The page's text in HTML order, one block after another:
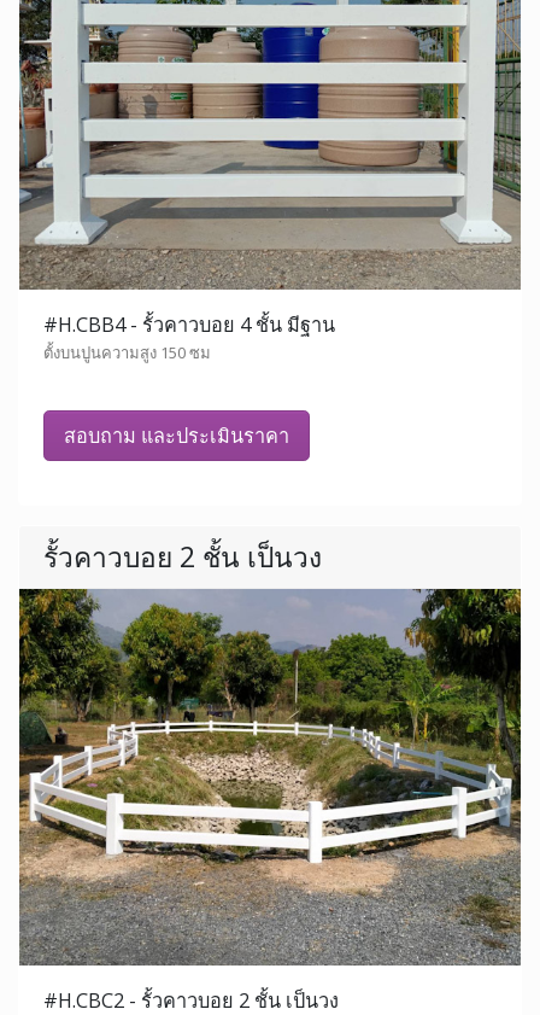
#H.CBB4 - รั้วคาวบอย 4 ชั้น มีฐาน
ตั้งบนปูนความสูง 150 ซม
สอบถาม และประเมินราคา
รั้วคาวบอย 2 ชั้น เป็นวง
#H.CBC2 - รั้วคาวบอย 2 ชั้น เป็นวง